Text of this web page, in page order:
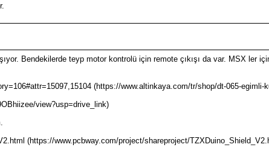
Bendekilerde teyp motor kontrolü için remote çıkışı da var. MSX ler
(https://www.altinkaya.com/tr/shop/dt-065-egimli-
view?usp=drive_link)
(https://www.pcbway.com/project/shareproject/